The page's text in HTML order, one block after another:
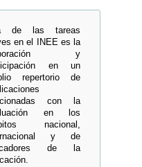
de las tareas
en el INEE es la
y
en un
repertorio de
con la
en los
nacional,
y de
de la